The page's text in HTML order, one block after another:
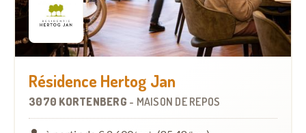
Résidence Hertog Jan
3070 KORTENBERG - MAISON DE REPOS